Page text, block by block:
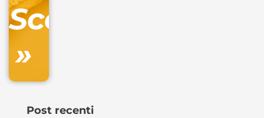
Scopri
»
Post recenti